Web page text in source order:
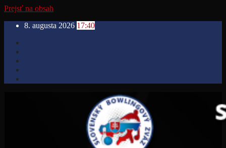
Prejsť na obsah
8. augusta 2026 17:40